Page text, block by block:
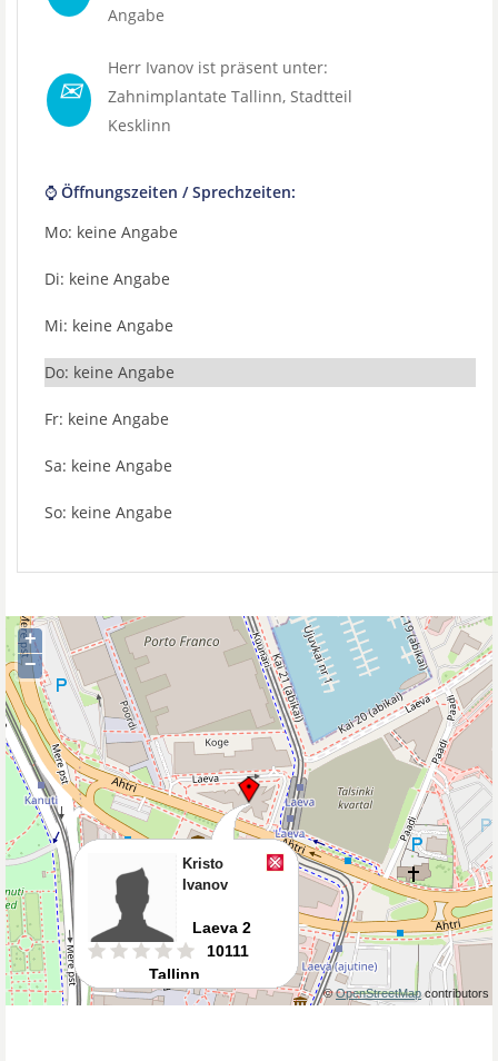
Angabe
✉
Herr Ivanov ist präsent unter:
Zahnimplantate Tallinn, Stadtteil
Kesklinn
⌚ Öffnungszeiten / Sprechzeiten:
Mo: keine Angabe
Di: keine Angabe
Mi: keine Angabe
Do: keine Angabe
Fr: keine Angabe
Sa: keine Angabe
So: keine Angabe